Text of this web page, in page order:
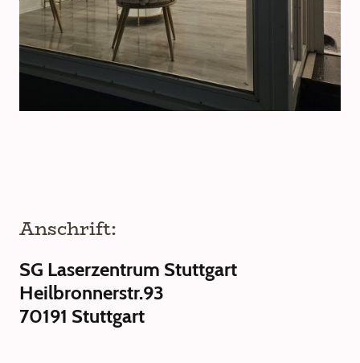
Anschrift:
SG Laserzentrum Stuttgart
Heilbronnerstr.93
70191 Stuttgart